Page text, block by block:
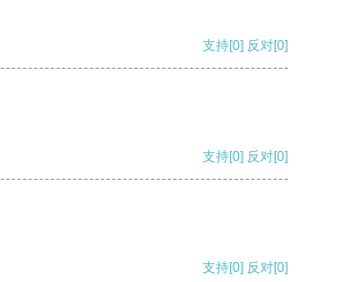
支持[0] 反对[0]
支持[0] 反对[0]
支持[0] 反对[0]